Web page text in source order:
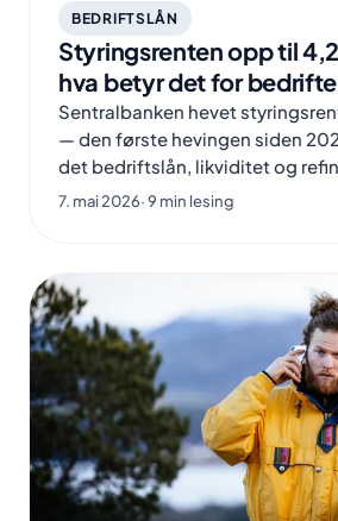
BEDRIFTSLÅN
Styringsrenten opp til
hva betyr det for
Sentralbanken hevet
— den første hevingen siden
det bedriftslån, likviditet og
7. mai 2026· 9 min lesing